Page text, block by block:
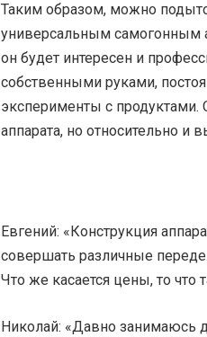
Таким образом, можно
универсальным самогонным
он будет интересен и
собственными руками,
эксперименты с
аппарата, но относительно и
Евгений: «Конструкция
совершать различные
Что же касается цены, то что
Николай: «Давно